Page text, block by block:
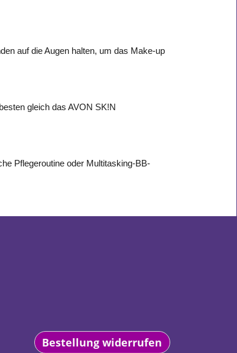
auf die Augen halten, um das Make-up
gleich das AVON SK!N
Pflegeroutine oder Multitasking-BB-
Bestellung widerrufen